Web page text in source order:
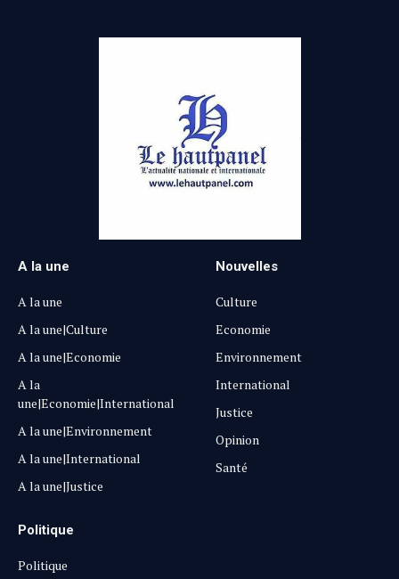
A la une
A la une
A la une|Culture
A la une|Economie
A la
une|Economie|International
A la une|Environnement
A la une|International
A la une|Justice
Nouvelles
Culture
Economie
Environnement
International
Justice
Opinion
Santé
Politique
Politique